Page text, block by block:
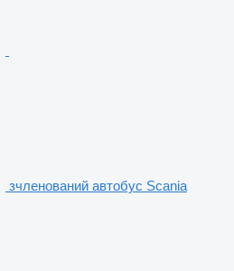
зчленований автобус Scania